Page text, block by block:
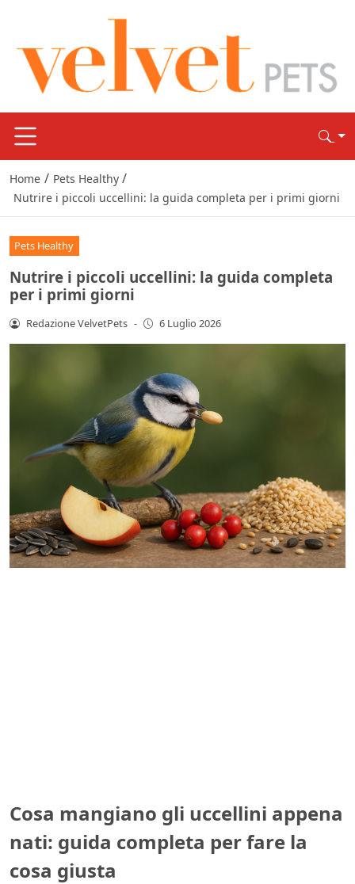
Home / Pets Healthy /
Nutrire i piccoli uccellini: la guida completa per i primi giorni
Pets Healthy
Nutrire i piccoli uccellini: la guida completa
per i primi giorni
Redazione VelvetPets - 6 Luglio 2026
Cosa mangiano gli uccellini appena
nati: guida completa per fare la
cosa giusta